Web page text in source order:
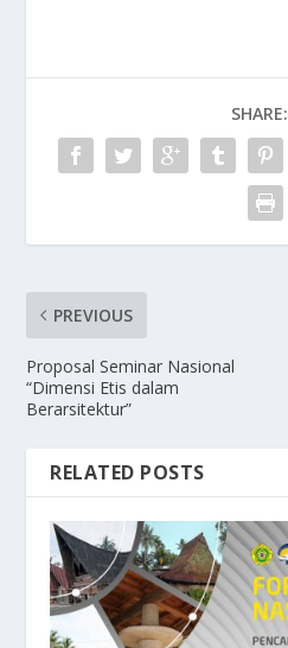
SHARE:
PREVIOUS
Proposal Seminar Nasional
“Dimensi Etis dalam
Berarsitektur”
RELATED POSTS